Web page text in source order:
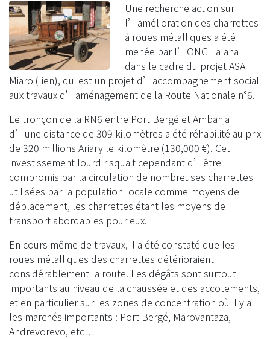
Une recherche action sur
l’amélioration des charrettes
à roues métalliques a été
menée par l’ONG Lalana
dans le cadre du projet ASA
Miaro (lien), qui est un projet d’accompagnement social
aux travaux d’aménagement de la Route Nationale n°6.
Le tronçon de la RN6 entre Port Bergé et Ambanja
d’une distance de 309 kilomètres a été réhabilité au prix
de 320 millions Ariary le kilomètre (130,000 €). Cet
investissement lourd risquait cependant d’être
compromis par la circulation de nombreuses charrettes
utilisées par la population locale comme moyens de
déplacement, les charrettes étant les moyens de
transport abordables pour eux.
En cours même de travaux, il a été constaté que les
roues métalliques des charrettes détérioraient
considérablement la route. Les dégâts sont surtout
importants au niveau de la chaussée et des accotements,
et en particulier sur les zones de concentration où il y a
les marchés importants : Port Bergé, Marovantaza,
Andrevorevo, etc…